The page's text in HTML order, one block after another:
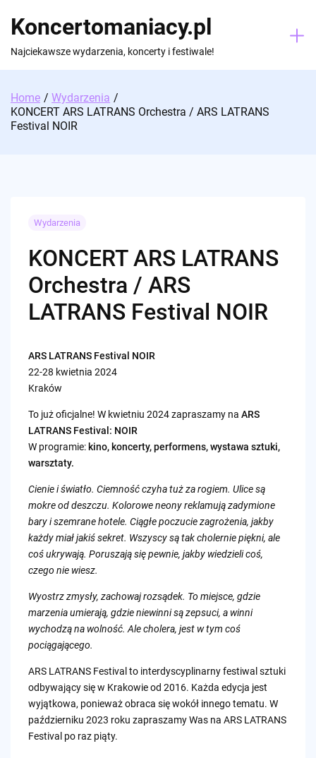
content
Koncertomaniacy.pl
Najciekawsze wydarzenia, koncerty i festiwale!
Home
Wydarzenia
KONCERT ARS LATRANS Orchestra / ARS LATRANS
Festival NOIR
Wydarzenia
KONCERT ARS LATRANS
Orchestra / ARS
LATRANS Festival NOIR
ARS LATRANS Festival NOIR
22-28 kwietnia 2024
Kraków
To już oficjalne! W kwietniu 2024 zapraszamy na ARS
LATRANS Festival: NOIR
W programie:kino, koncerty, performens, wystawa sztuki,
warsztaty.
Cienie i światło. Ciemność czyha tuż za rogiem. Ulice są
mokre od deszczu. Kolorowe neony reklamują zadymione
bary i szemrane hotele. Ciągłe poczucie zagrożenia, jakby
każdy miał jakiś sekret. Wszyscy są tak cholernie piękni, ale
coś ukrywają. Poruszają się pewnie, jakby wiedzieli coś,
czego nie wiesz.
Wyostrz zmysły, zachowaj rozsądek. To miejsce, gdzie
marzenia umierają, gdzie niewinni są zepsuci, a winni
wychodzą na wolność. Ale cholera, jest w tym coś
pociągającego.
ARS LATRANS Festival to interdyscyplinarny festiwal sztuki
odbywający się w Krakowie od 2016. Każda edycja jest
wyjątkowa, ponieważ obraca się wokół innego tematu. W
październiku 2023 roku zapraszamy Was na ARS LATRANS
Festival po raz piąty.